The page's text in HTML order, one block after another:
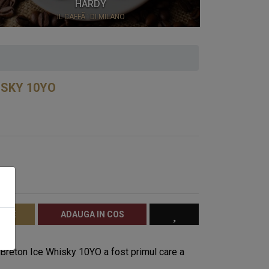
HARDY
IL CAFFÃ¨ DI MILANO
10YO
ADAUGA IN COS
Ice Whisky 10YO a fost primul care a